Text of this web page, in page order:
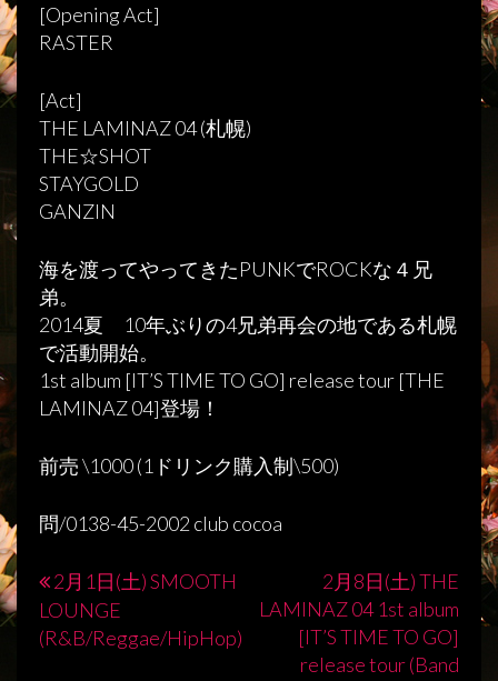
[Opening Act]
RASTER
[Act]
THE LAMINAZ 04 (札幌)
THE☆SHOT
STAYGOLD
GANZIN
海を渡ってやってきたPUNKでROCKな４兄
弟。
2014夏 10年ぶりの4兄弟再会の地である札幌
で活動開始。
1st album [IT’S TIME TO GO] release tour [THE
LAMINAZ 04]登場！
前売 \1000 (1ドリンク購入制\500)
問/0138-45-2002 club cocoa
投
稿
2月1日(土) SMOOTH
LOUNGE
(R&B/Reggae/HipHop)
2月8日(土) THE
LAMINAZ 04 1st album
[IT’S TIME TO GO]
release tour (Band